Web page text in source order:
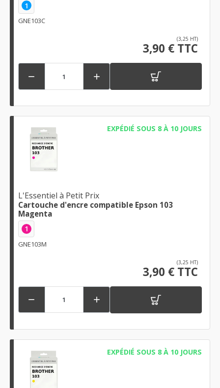
1
GNE103C
(3,25 HT)
3,90 € TTC
 
EXPÉDIÉ SOUS 8 À 10 JOURS
L'Essentiel à Petit Prix
Cartouche d'encre compatible Epson 103
Magenta
1
GNE103M
(3,25 HT)
3,90 € TTC
 
EXPÉDIÉ SOUS 8 À 10 JOURS